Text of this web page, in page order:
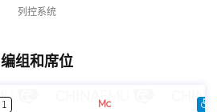
列控系统
编组和席位
1 Mc